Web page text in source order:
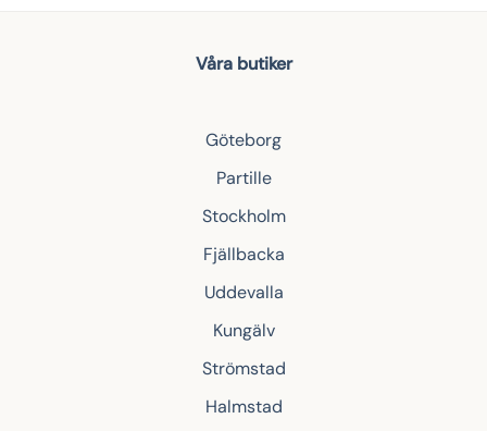
Våra butiker
Göteborg
Partille
Stockholm
Fjällbacka
Uddevalla
Kungälv
Strömstad
Halmstad